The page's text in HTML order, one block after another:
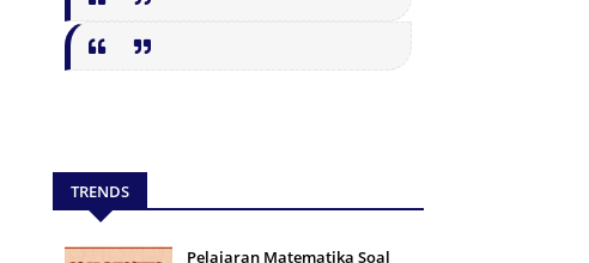
TRENDS
Pelajaran Matematika Soal